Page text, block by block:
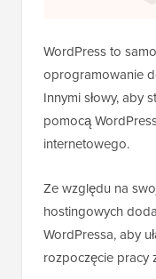
WordPress to
oprogramowanie
Innymi słowy, aby
pomocą
internetowego.
Ze względu na
hostingowych
WordPressa, aby
rozpoczęcie pracy